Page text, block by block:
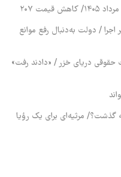
اجرا / دولت به‌دنبال رفع موانع
حقوقی دریای خزر / «دادند رفت»
گذشت؟/ مرثیه‌ای برای یک رؤیا